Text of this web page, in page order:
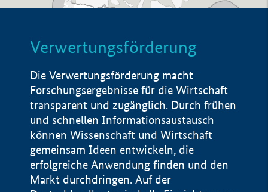
Verwertungsförderung
Die Verwertungsförderung macht
Forschungsergebnisse für die Wirtschaft
transparent und zugänglich. Durch frühen
und schnellen Informationsaustausch
können Wissenschaft und Wirtschaft
gemeinsam Ideen entwickeln, die
erfolgreiche Anwendung finden und den
Markt durchdringen. Auf der